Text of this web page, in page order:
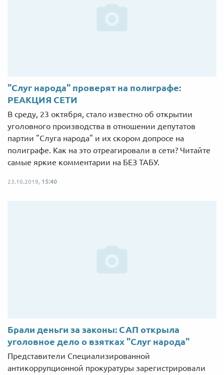
"Cлуг народа" проверят на полиграфе:
РЕАКЦИЯ СЕТИ
В среду, 23 октября, стало известно об открытии
уголовного производства в отношении депутатов
партии "Слуга народа" и их скором допросе на
полиграфе. Как на это отреагировали в сети? Читайте
самые яркие комментарии на БЕЗ ТАБУ.
23.10.2019, 15:40
Брали деньги за законы: САП открыла
уголовное дело о взятках "Слуг народа"
Представители Специализированной
антикоррупционной прокуратуры зарегистрировали